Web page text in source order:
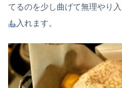
てるのを少し曲げて無理やり
も入れます。